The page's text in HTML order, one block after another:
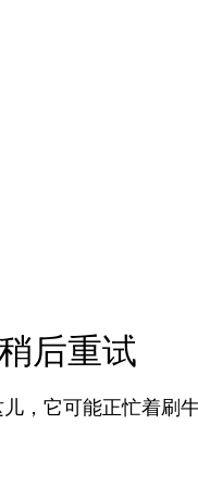
后重试
，它可能正忙着刷